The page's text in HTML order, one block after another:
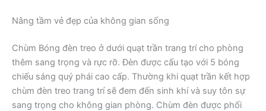
Nâng tầm vẻ đẹp của không gian sống
Chùm Bóng đèn treo ở dưới quạt trần trang trí cho phòng
thêm sang trọng và rực rỡ. Đèn được cấu tạo với 5 bóng
chiếu sáng quý phái cao cấp. Thường khi quạt trần kết hợp
chùm đèn treo trang trí sẽ đem đến sinh khí và suy tôn sự
sang trọng cho không gian phòng. Chùm đèn được phối